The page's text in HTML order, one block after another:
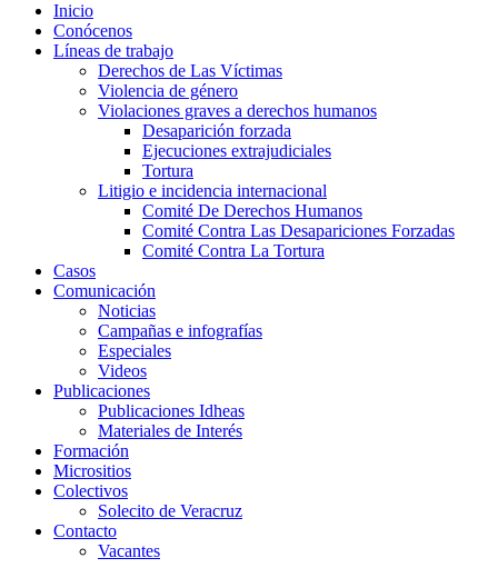
Inicio
Conócenos
Líneas de trabajo
Derechos de Las Víctimas
Violencia de género
Violaciones graves a derechos humanos
Desaparición forzada​
Ejecuciones extrajudiciales
Tortura
Litigio e incidencia internacional
Comité De Derechos Humanos​
Comité Contra Las Desapariciones Forzadas
Comité Contra La Tortura​
Casos
Comunicación
Noticias
Campañas e infografías
Especiales
Videos
Publicaciones
Publicaciones Idheas
Materiales de Interés
Formación
Micrositios
Colectivos
Solecito de Veracruz
Contacto
Vacantes